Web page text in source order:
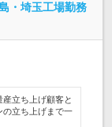
・埼玉工場勤務
立ち上げ顧客と
の立ち上げまで一